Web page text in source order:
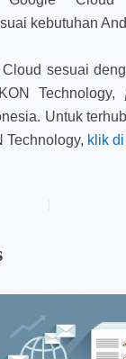
kebutuhan
sesuai
Technology,
Untuk
Technology, klik